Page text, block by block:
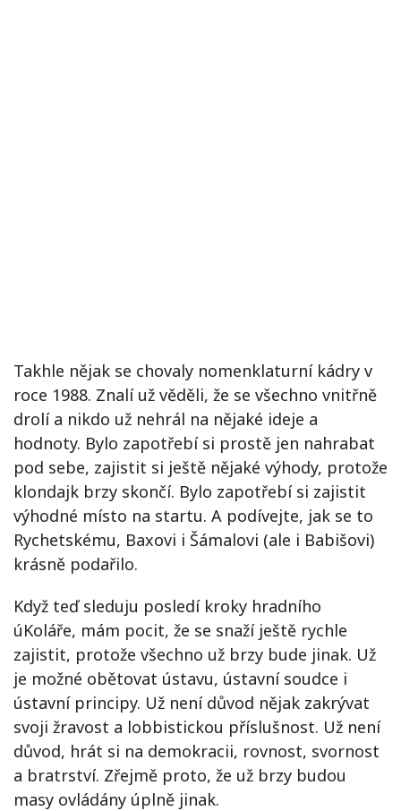
Takhle nějak se chovaly nomenklaturní kádry v
roce 1988. Znalí už věděli, že se všechno vnitřně
drolí a nikdo už nehrál na nějaké ideje a
hodnoty. Bylo zapotřebí si prostě jen nahrabat
pod sebe, zajistit si ještě nějaké výhody, protože
klondajk brzy skončí. Bylo zapotřebí si zajistit
výhodné místo na startu. A podívejte, jak se to
Rychetskému, Baxovi i Šámalovi (ale i Babišovi)
krásně podařilo.
Když teď sleduju posledí kroky hradního
úKoláře, mám pocit, že se snaží ještě rychle
zajistit, protože všechno už brzy bude jinak. Už
je možné obětovat ústavu, ústavní soudce i
ústavní principy. Už není důvod nějak zakrývat
svoji žravost a lobbistickou příslušnost. Už není
důvod, hrát si na demokracii, rovnost, svornost
a bratrství. Zřejmě proto, že už brzy budou
masy ovládány úplně jinak.